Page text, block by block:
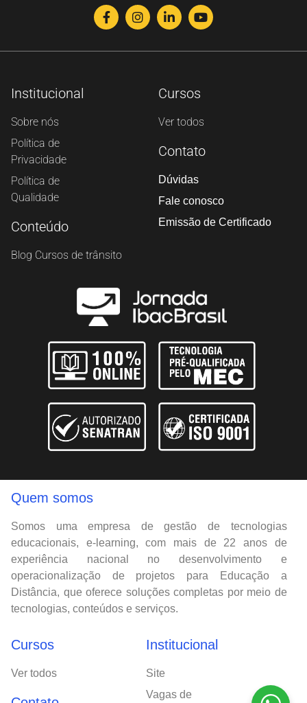
Institucional
Sobre nós
Política de
Privacidade
Política de
Qualidade
Conteúdo
Blog Cursos de trânsito
Cursos
Ver todos
Contato
Dúvidas
Fale conosco
Emissão de Certificado
Quem somos
Somos uma empresa de gestão de tecnologias
educacionais, e-learning, com mais de 22 anos de
experiência nacional no desenvolvimento e
operacionalização de projetos para Educação a
Distância, que oferece soluções completas por meio de
tecnologias, conteúdos e serviços.
Cursos
Ver todos
Institucional
Site
Vagas de